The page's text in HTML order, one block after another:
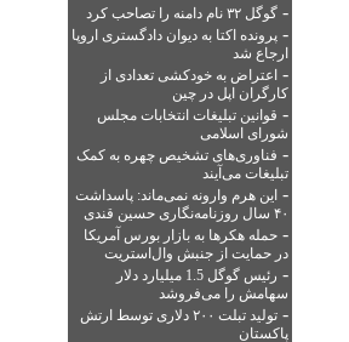
-گوگل ۳۲ نام دامنه را تصاحب کرد
-پرونده اکتا به دیوان دادگستری اروپا
ارجاع شد
- اعتراض به خودکشی تعدادی از
کارگران اپل در چین
- قوانین تبلیغات انتخابات مجلس
شورای اسلامی
- فناوری‌های تشخیص چهره به کمک
تبلیغات می‌آیند
-این هرم وارونه نمی‌ماند: پاسداشت
۴۰ سال روزنامه‌نگاری حسین قندی
-حمله هکرها به بازار بورس آمریکا
در حمایت از جنبش وال‌استریت
-
رئیس گوگل 1.5 میلیارد دلار
سهامش را می‌فروشد
-
تولید تبلت ۲۰۰ دلاری توسط ارتش
پاکستان